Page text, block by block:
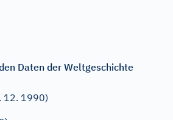
Daten der Weltgeschichte
12. 1990)